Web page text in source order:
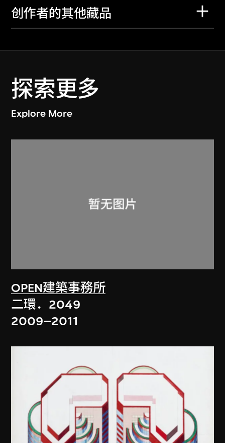
创作者的其他藏品
探索更多
Explore More
OPEN建築事務所
二環．2049
2009–2011